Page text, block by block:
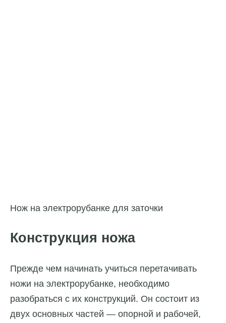
Нож на электрорубанке для заточки
Конструкция ножа
Прежде чем начинать учиться перетачивать
ножи на электрорубанке, необходимо
разобраться с их конструкций. Он состоит из
двух основных частей — опорной и рабочей,